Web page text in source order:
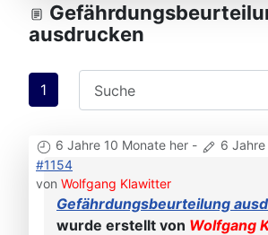
ausdrucken
1
6 Jahre 10 Monate her -
6
#1154
von Wolfgang Klawitter
Gefährdungsbeurteilung
wurde erstellt von Wolfgang